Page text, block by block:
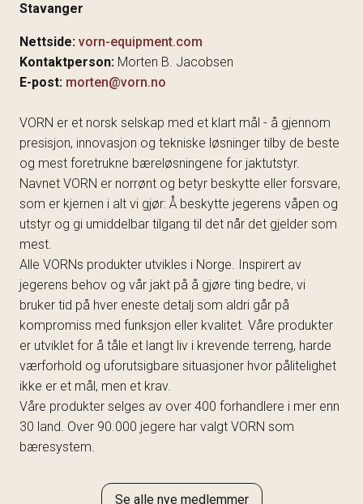
Stavanger
Nettside: vorn-equipment.com
Kontaktperson: Morten B. Jacobsen
E-post: morten@vorn.no
VORN er et norsk selskap med et klart mål - å gjennom
presisjon, innovasjon og tekniske løsninger tilby de beste
og mest foretrukne bæreløsningene for jaktutstyr.
Navnet VORN er norrønt og betyr beskytte eller forsvare,
som er kjernen i alt vi gjør: Å beskytte jegerens våpen og
utstyr og gi umiddelbar tilgang til det når det gjelder som
mest.
Alle VORNs produkter utvikles i Norge. Inspirert av
jegerens behov og vår jakt på å gjøre ting bedre, vi
bruker tid på hver eneste detalj som aldri går på
kompromiss med funksjon eller kvalitet. Våre produkter
er utviklet for å tåle et langt liv i krevende terreng, harde
værforhold og uforutsigbare situasjoner hvor pålitelighet
ikke er et mål, men et krav.
Våre produkter selges av over 400 forhandlere i mer enn
30 land. Over 90.000 jegere har valgt VORN som
bæresystem.
Se alle nye medlemmer